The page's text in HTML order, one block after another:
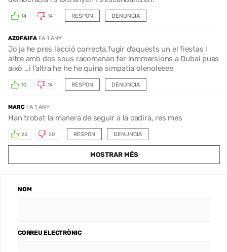
RESPON
14 14 DENUNCIA
AZOFAIFA FA 1 ANY
Jo ja he pres l’acció correcta,fugir d’aquests un el fiestas l
altre amb dos sous racomanan fer inmmersions a Dubai pues
això …i l’altra he he he quina simpatia olenoleeee
RESPON
10 14 DENUNCIA
MARC FA 1 ANY
Han trobat la manera de seguir a la cadira, res mes
RESPON
23 20 DENUNCIA
MOSTRAR MÉS
NOM
CORREU ELECTRÒNIC